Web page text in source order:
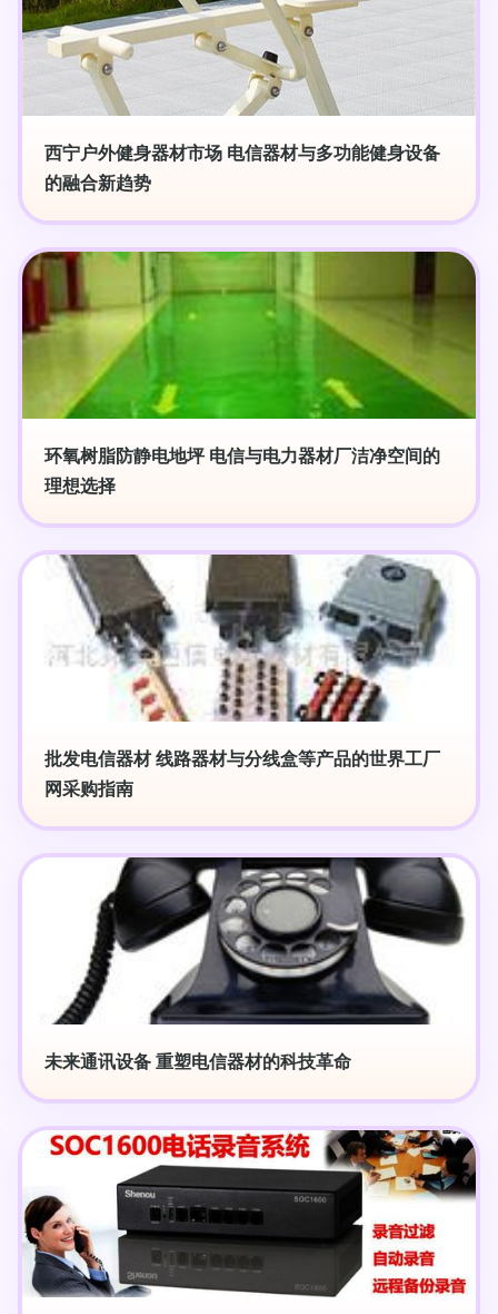
西宁户外健身器材市场 电信器材与多功能健身设备
的融合新趋势
环氧树脂防静电地坪 电信与电力器材厂洁净空间的
理想选择
批发电信器材 线路器材与分线盒等产品的世界工厂
网采购指南
未来通讯设备 重塑电信器材的科技革命